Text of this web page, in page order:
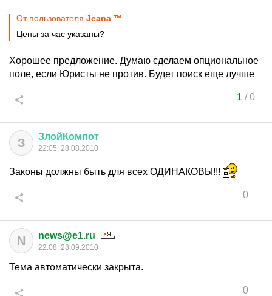
От пользователя Jeana ™
Цены за час указаны?
Хорошее предложение. Думаю сделаем опциональное
поле, если Юристы не против. Будет поиск еще лучше
1 /0
З ЗлойКомпот
22:05, 28.08.2010
Законы должны быть для всех ОДИНАКОВЫ!!!
0
N news@e1.ru
22:08, 28.09.2010
Тема автоматически закрыта.
0